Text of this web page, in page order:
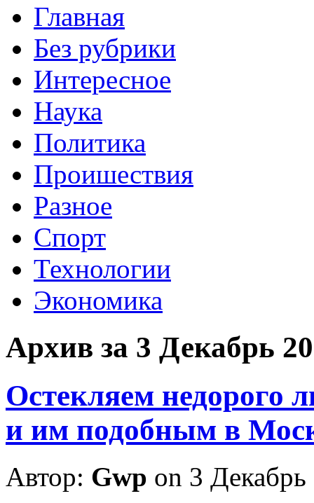
Главная
Без рубрики
Интересное
Наука
Политика
Проишествия
Разное
Спорт
Технологии
Экономика
Архив за 3 Декабрь
Остекляем недорого
и им подобным в
Автор: Gwp on 3 Декабрь